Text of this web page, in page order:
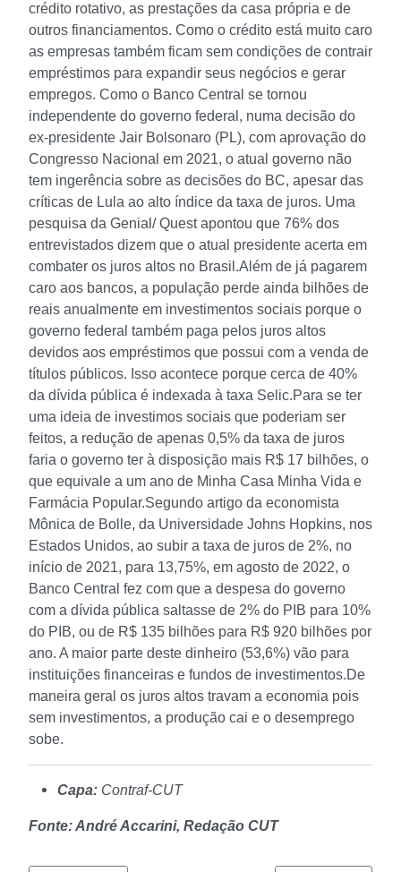
crédito rotativo, as prestações da casa própria e de
outros financiamentos. Como o crédito está muito caro
as empresas também ficam sem condições de contrair
empréstimos para expandir seus negócios e gerar
empregos. Como o Banco Central se tornou
independente do governo federal, numa decisão do
ex-presidente Jair Bolsonaro (PL), com aprovação do
Congresso Nacional em 2021, o atual governo não
tem ingerência sobre as decisões do BC, apesar das
críticas de Lula ao alto índice da taxa de juros. Uma
pesquisa da Genial/ Quest apontou que 76% dos
entrevistados dizem que o atual presidente acerta em
combater os juros altos no Brasil.Além de já pagarem
caro aos bancos, a população perde ainda bilhões de
reais anualmente em investimentos sociais porque o
governo federal também paga pelos juros altos
devidos aos empréstimos que possui com a venda de
títulos públicos. Isso acontece porque cerca de 40%
da dívida pública é indexada à taxa Selic.Para se ter
uma ideia de investimos sociais que poderiam ser
feitos, a redução de apenas 0,5% da taxa de juros
faria o governo ter à disposição mais R$ 17 bilhões, o
que equivale a um ano de Minha Casa Minha Vida e
Farmácia Popular.Segundo artigo da economista
Mônica de Bolle, da Universidade Johns Hopkins, nos
Estados Unidos, ao subir a taxa de juros de 2%, no
início de 2021, para 13,75%, em agosto de 2022, o
Banco Central fez com que a despesa do governo
com a dívida pública saltasse de 2% do PIB para 10%
do PIB, ou de R$ 135 bilhões para R$ 920 bilhões por
ano. A maior parte deste dinheiro (53,6%) vão para
instituições financeiras e fundos de investimentos.De
maneira geral os juros altos travam a economia pois
sem investimentos, a produção cai e o desemprego
sobe.
Capa: Contraf-CUT
Fonte: André Accarini, Redação CUT